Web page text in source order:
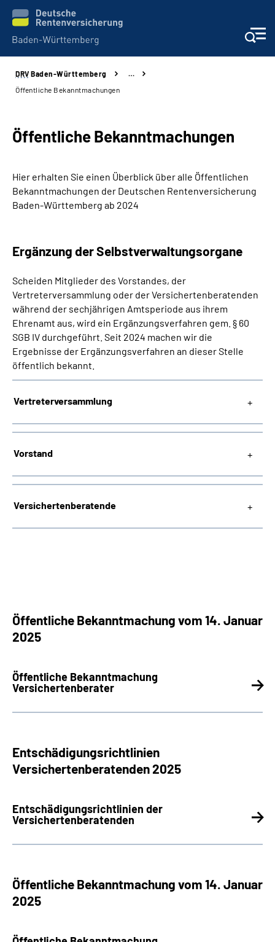
Beratung und Kontakt
Karriere
Über uns
Inhalte in Gebärdensprache (DGS)
Leichte Sprache
Suche
Mein Kundenportal
DRV Baden-Württemberg
…
Öffentliche Bekanntmachungen
Öffentliche Bekanntmachungen
Hier erhalten Sie einen Überblick über alle Öffentlichen
Bekanntmachungen der Deutschen Rentenversicherung
Baden-Württemberg ab 2024
Ergänzung der Selbstverwaltungsorgane
Scheiden Mitglieder des Vorstandes, der
Vertreterversammlung oder der Versichertenberatenden
während der sechjährigen Amtsperiode aus ihrem
Ehrenamt aus, wird ein Ergänzungsverfahren gem. § 60
SGB IV durchgeführt. Seit 2024 machen wir die
Ergebnisse der Ergänzungsverfahren an dieser Stelle
öffentlich bekannt.
Vertreterversammlung
Vorstand
Versichertenberatende
Öffentliche Bekanntmachung vom 14. Januar
2025
Öffentliche Bekanntmachung
Versichertenberater
Entschädigungsrichtlinien
Versichertenberatenden 2025
Entschädigungsrichtlinien der
Versichertenberatenden
Öffentliche Bekanntmachung vom 14. Januar
2025